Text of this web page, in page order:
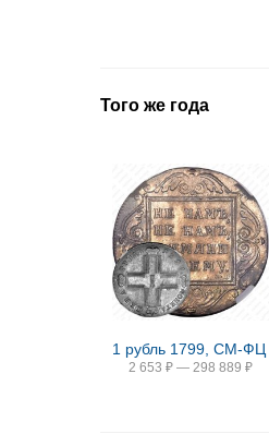
Того же года
1 рубль 1799, СМ-ФЦ
2 653 ₽ — 298 889 ₽